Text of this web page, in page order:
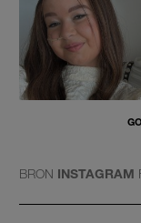
BRON INSTAGRAM